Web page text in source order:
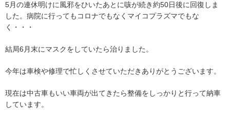
5月の連休明けに風邪をひいたあとに咳が続き約50日後に回復しま
した。病院に行ってもコロナでもなくマイコプラズマでもな
く・・・
結局6月末にマスクをしていたら治りました。
今年は車検や修理で忙しくさせていただきありがとうございます。
現在は中古車もいい車両が出てきたら整備をしっかりと行って納車
しています。